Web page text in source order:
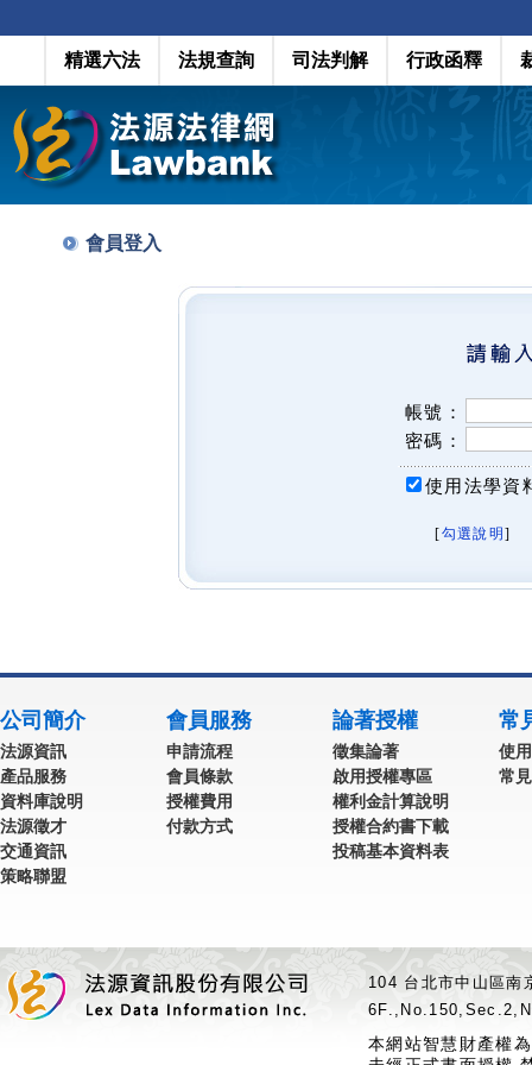
精選六法 法規查詢 司法判解 行政函釋
會員登入
帳號：
密碼：
使用法學資
[勾選說明 ]
公司簡介
法源資訊
產品服務
資料庫說明
法源徵才
交通資訊
策略聯盟
會員服務
申請流程
會員條款
授權費用
付款方式
論著授權
徵集論著
啟用授權專區
權利金計算說明
授權合約書下載
投稿基本資料表
常
使
常
104 台北市中山區
本網站智慧財產權